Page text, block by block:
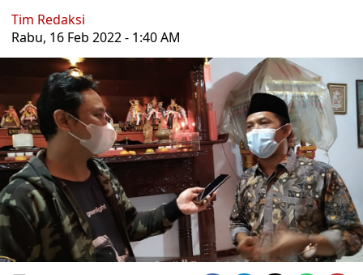
Tim Redaksi
Rabu, 16 Feb 2022 - 1:40 AM